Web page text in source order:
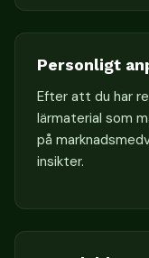
Personligt
Efter att du har
lärmaterial som
på
insikter.